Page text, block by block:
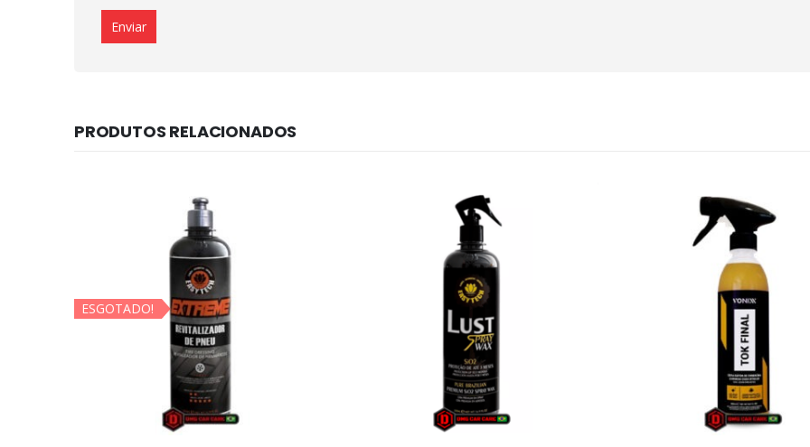
PRODUTOS RELACIONADOS
ESGOTADO!